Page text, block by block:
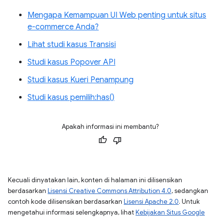
Mengapa Kemampuan UI Web penting untuk situs
e-commerce Anda?
Lihat studi kasus Transisi
Studi kasus Popover API
Studi kasus Kueri Penampung
Studi kasus pemilih:has()
Apakah informasi ini membantu?
Kecuali dinyatakan lain, konten di halaman ini dilisensikan
berdasarkan Lisensi Creative Commons Attribution 4.0, sedangkan
contoh kode dilisensikan berdasarkan Lisensi Apache 2.0. Untuk
mengetahui informasi selengkapnya, lihatKebijakan Situs Google